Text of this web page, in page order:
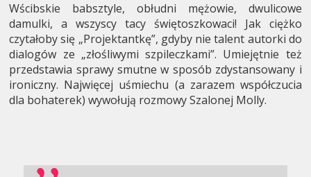
Wścibskie babsztyle, obłudni mężowie, dwulicowe
damulki, a wszyscy tacy świętoszkowaci! Jak ciężko
czytałoby się „Projektantkę”, gdyby nie talent autorki do
dialogów ze „złośliwymi szpileczkami”. Umiejętnie też
przedstawia sprawy smutne w sposób zdystansowany i
ironiczny. Najwięcej uśmiechu (a zarazem współczucia
dla bohaterek) wywołują rozmowy Szalonej Molly.